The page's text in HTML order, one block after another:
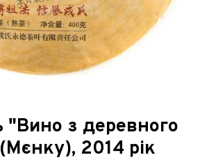
з деревного
2014 рік